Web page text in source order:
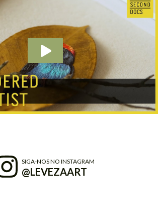
SIGA-NOS NO INSTAGRAM
@LEVEZAART